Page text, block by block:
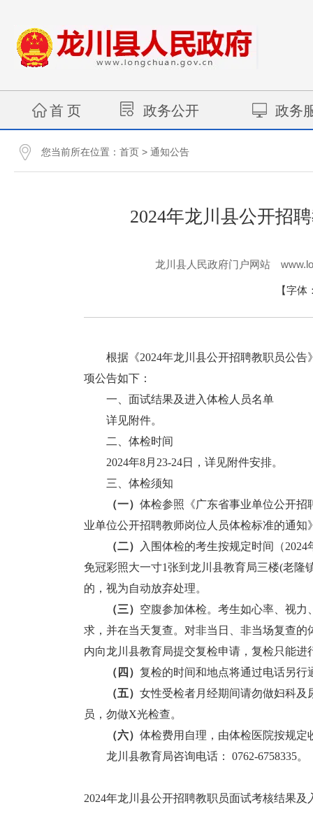
首 页 政务公开 政务
您当前所在位置： 首页 > 通知公告
2024年龙川县公开招
龙川县人民政府门户网站
【字体
根据《2024年龙川县公开招聘教职员公告
项公告如下：
一、面试结果及进入体检人员名单
详见附件。
二、体检时间
2024年8月23-24日，详见附件安排。
三、体检须知
（一） 体检参照《广东省事业单位公开招
业单位公开招聘教师岗位人员体检标准的通知
（二）
入围体检的考生按规定时间（
免冠彩照大一寸1张到龙川县教育局三楼(老隆
的，视为自动放弃处理。
（三） 空腹参加体检。考生如心率、视
求，并在当天复查。对非当日、非当场复查
内向龙川县教育局提交复检申请，复检只能
（ 四 ） 复检的时间和地点将通过电话另行
（五） 女性受检者月经期间请勿做妇科
员，勿做X光检查。
（六） 体检费用自理，由体检医院按规定
龙川县教育局咨询电话： 0762-6758335。
2024年龙川县公开招聘教职员面试考核结果及